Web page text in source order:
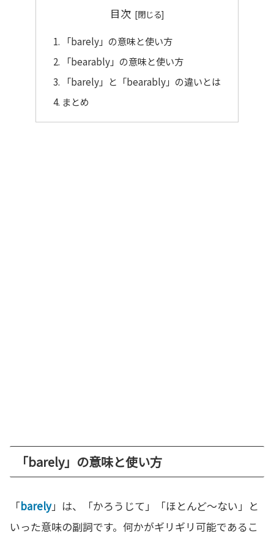
目次
「barely」の意味と使い方
「bearably」の意味と使い方
「barely」と「bearably」の違いとは
まとめ
「barely」の意味と使い方
「barely」は、「かろうじて」「ほとんど〜ない」と
いった意味の副詞です。何かがギリギリ可能であるこ